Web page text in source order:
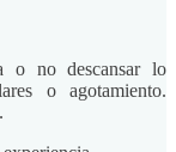
o no descansar lo
o agotamiento.